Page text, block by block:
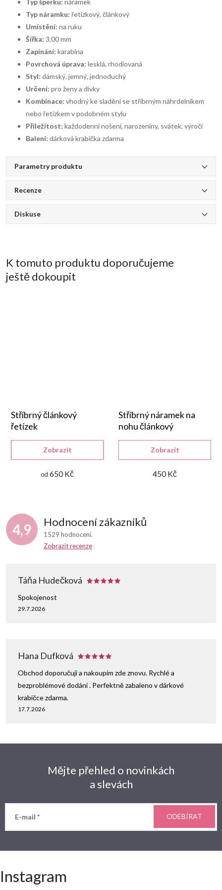
Typ šperku: náramek
Typ náramku: řetízkový, článkový
Umístění: na ruku
Šířka: 3,00 mm
Zapínání: karabina
Povrchová úprava: lesklá, rhodiovaná
Styl: dámský, jemný, jednoduchý
Určení: pro ženy a dívky
Kombinace: vhodný ke sladění se stříbrným náhrdelníkem
nebo řetízkem v podobném stylu
Příležitost: každodenní nošení, narozeniny, svátek, výročí
Balení: dárková krabička zdarma
Parametry produktu
Recenze
Diskuse
K tomuto produktu doporučujeme
ještě dokoupit
Stříbrný článkový
řetízek
od 650 Kč
Zobrazit
Stříbrný náramek na
nohu článkový
450 Kč
Zobrazit
4,9 Hodnocení zákazníků
1529 hodnocení
Zobrazit recenze
Táňa Hudečková
29.7.2026
Spokojenost
Hana Dufková
17.7.2026
Obchod doporučuji a nakoupím zde znovu. Rychlé a
bezproblémové dodání . Perfektně zabaleno v dárkové
krabičce zdarma.
Mějte přehled o novinkách
a slevách
E-mail ODEBÍRAT
Instagram